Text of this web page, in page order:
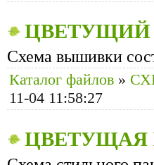
ЦВЕТУЩИЙ
Схема вышивки
Каталог файлов »
11-04 11:58:27
ЦВЕТУЩАЯ